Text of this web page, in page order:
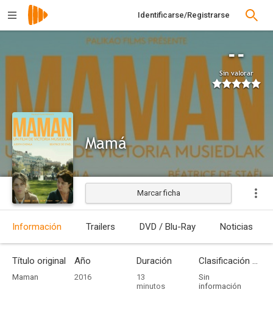
Identificarse/Registrarse
--
Sin valorar
Mamá
Estrenada
Marcar ficha
Información Trailers DVD / Blu-Ray Noticias
Título original
Maman
Año
2016
Duración
13
minutos
Clasificación por edades
Sin
información